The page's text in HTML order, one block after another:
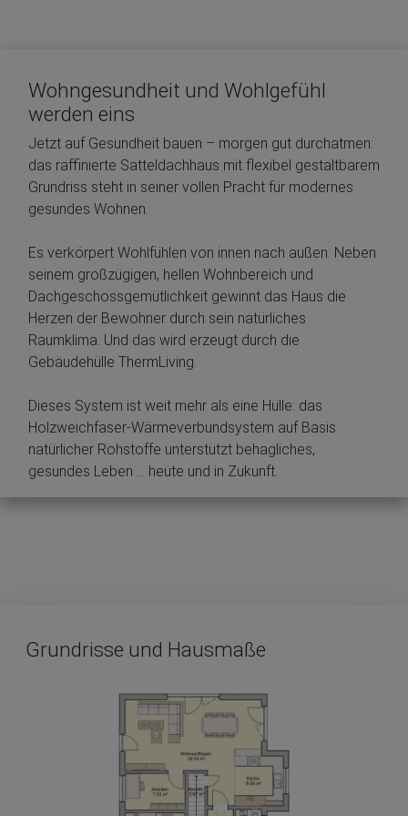
Wohngesundheit und Wohlgefühl
werden eins
Jetzt auf Gesundheit bauen – morgen gut durchatmen:
das raffinierte Satteldachhaus mit flexibel gestaltbarem
Grundriss steht in seiner vollen Pracht für modernes
gesundes Wohnen.
Es verkörpert Wohlfühlen von innen nach außen: Neben
seinem großzügigen, hellen Wohnbereich und
Dachgeschoss­gemütlichkeit gewinnt das Haus die
Herzen der Bewohner durch sein natürliches
Raumklima. Und das wird erzeugt durch die
Gebäudehülle ThermLiving.
Dieses System ist weit mehr als eine Hülle: das
Holzweichfaser-Wärmeverbundsystem auf Basis
natürlicher Rohstoffe unterstützt behag­liches,
gesundes Leben … heute und in Zukunft.
Grundrisse und Hausmaße